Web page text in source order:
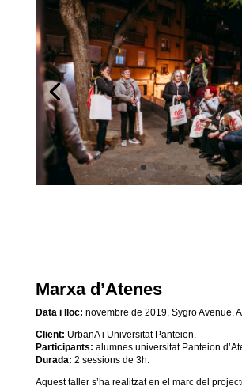
Marxa d’Atenes
Data i lloc: novembre de 2019, Sygro Avenue,
Client: UrbanA i Universitat Panteion.
Participants: alumnes universitat Panteion
Durada: 2 sessions de 3h.
Aquest taller s’ha realitzat en el marc del